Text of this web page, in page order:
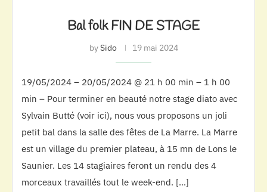
Bal folk FIN DE STAGE
bySido 19 mai 2024
19/05/2024 – 20/05/2024 @ 21 h 00 min – 1 h 00
min – Pour terminer en beauté notre stage diato avec
Sylvain Butté (voir ici), nous vous proposons un joli
petit bal dans la salle des fêtes de La Marre. La Marre
est un village du premier plateau, à 15 mn de Lons le
Saunier. Les 14 stagiaires feront un rendu des 4
morceaux travaillés tout le week-end. […]